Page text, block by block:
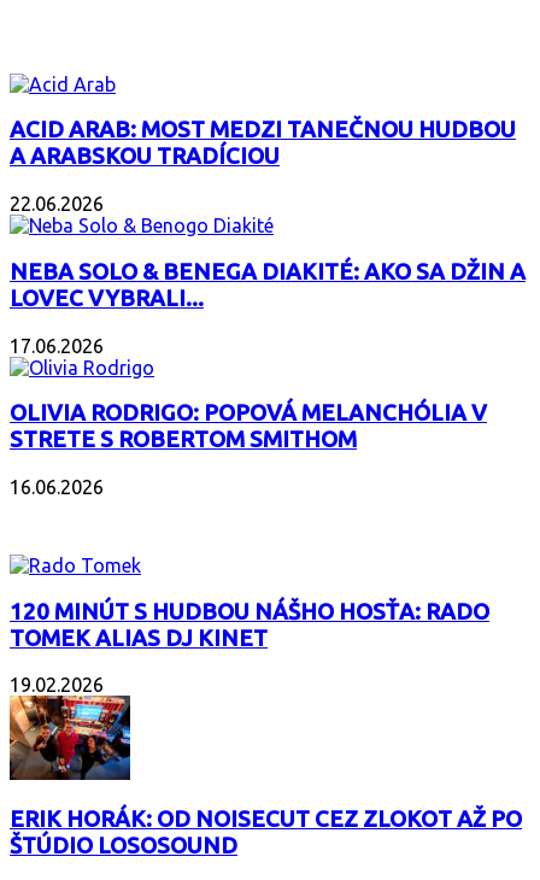
ACID ARAB: MOST MEDZI TANEČNOU HUDBOU
A ARABSKOU TRADÍCIOU
22.06.2026
NEBA SOLO & BENEGA DIAKITÉ: AKO SA DŽIN A
LOVEC VYBRALI...
17.06.2026
OLIVIA RODRIGO: POPOVÁ MELANCHÓLIA V
STRETE S ROBERTOM SMITHOM
16.06.2026
120 MINÚT S HUDBOU NÁŠHO HOSŤA: RADO
TOMEK ALIAS DJ KINET
19.02.2026
ERIK HORÁK: OD NOISECUT CEZ ZLOKOT AŽ PO
ŠTÚDIO LOSOSOUND